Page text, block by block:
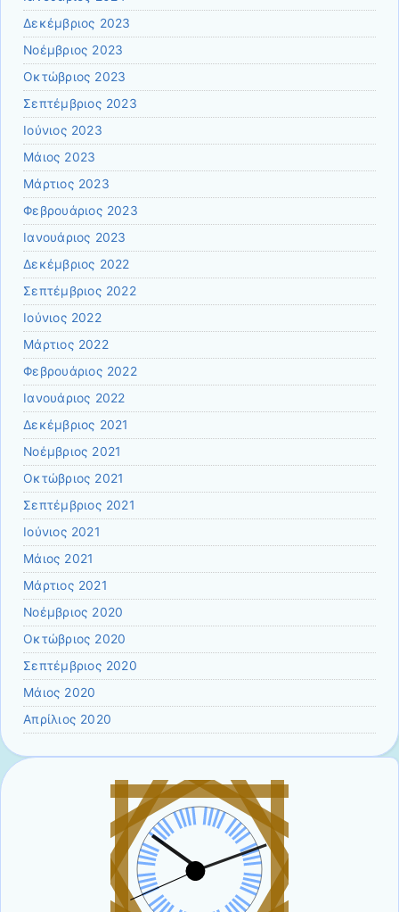
Δεκέμβριος 2023
Νοέμβριος 2023
Οκτώβριος 2023
Σεπτέμβριος 2023
Ιούνιος 2023
Μάιος 2023
Μάρτιος 2023
Φεβρουάριος 2023
Ιανουάριος 2023
Δεκέμβριος 2022
Σεπτέμβριος 2022
Ιούνιος 2022
Μάρτιος 2022
Φεβρουάριος 2022
Ιανουάριος 2022
Δεκέμβριος 2021
Νοέμβριος 2021
Οκτώβριος 2021
Σεπτέμβριος 2021
Ιούνιος 2021
Μάιος 2021
Μάρτιος 2021
Νοέμβριος 2020
Οκτώβριος 2020
Σεπτέμβριος 2020
Μάιος 2020
Απρίλιος 2020